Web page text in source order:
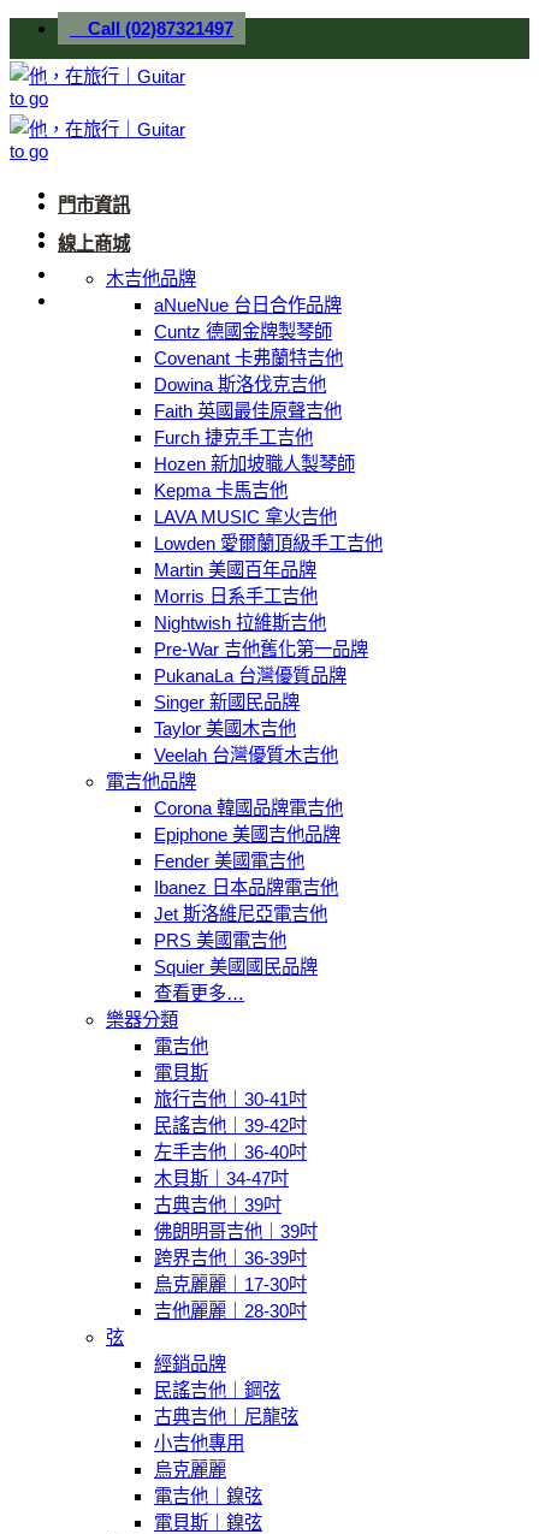
Skip
content
Call (02)87321497
門市資訊
線上商城
木吉他品牌
aNueNue 台日合作品牌
Cuntz 德國金牌製琴師
Covenant 卡弗蘭特吉他
Dowina 斯洛伐克吉他
Faith 英國最佳原聲吉他
Furch 捷克手工吉他
Hozen 新加坡職人製琴師
Kepma 卡馬吉他
LAVA MUSIC 拿火吉他
Lowden 愛爾蘭頂級手工吉他
Martin 美國百年品牌
Morris 日系手工吉他
Nightwish 拉維斯吉他
Pre-War 吉他舊化第一品牌
PukanaLa 台灣優質品牌
Singer 新國民品牌
Taylor 美國木吉他
Veelah 台灣優質木吉他
電吉他品牌
Corona 韓國品牌電吉他
Epiphone 美國吉他品牌
Fender 美國電吉他
Ibanez 日本品牌電吉他
Jet 斯洛維尼亞電吉他
PRS 美國電吉他
Squier 美國國民品牌
查看更多…
樂器分類
電吉他
電貝斯
旅行吉他｜30-41吋
民謠吉他｜39-42吋
左手吉他｜36-40吋
木貝斯｜34-47吋
古典吉他｜39吋
佛朗明哥吉他｜39吋
跨界吉他｜36-39吋
烏克麗麗｜17-30吋
吉他麗麗｜28-30吋
弦
經銷品牌
民謠吉他｜鋼弦
古典吉他｜尼龍弦
小吉他專用
烏克麗麗
電吉他｜鎳弦
電貝斯｜鎳弦